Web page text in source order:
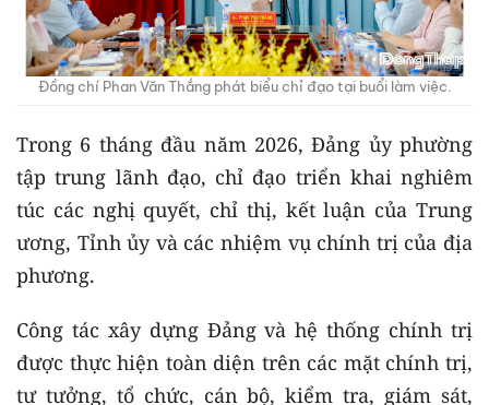
Đồng chí Phan Văn Thắng phát biểu chỉ đạo tại buổi làm việc.
Trong 6 tháng đầu năm 2026, Đảng ủy phường
tập trung lãnh đạo, chỉ đạo triển khai nghiêm
túc các nghị quyết, chỉ thị, kết luận của Trung
ương, Tỉnh ủy và các nhiệm vụ chính trị của địa
phương.
Công tác xây dựng Đảng và hệ thống chính trị
được thực hiện toàn diện trên các mặt chính trị,
tư tưởng, tổ chức, cán bộ, kiểm tra, giám sát,